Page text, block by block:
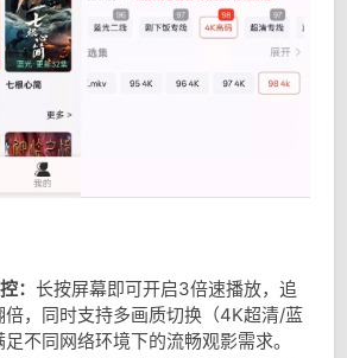
： 长按屏幕即可开启3倍速播放，追
倍，同时支持多画质切换（4K超清/蓝
不同网络环境下的流畅观影需求。